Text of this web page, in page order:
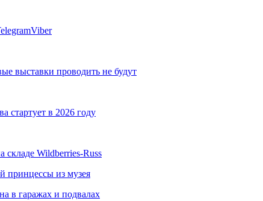
Viber
выставки проводить не будут
стартует в 2026 году
складе Wildberries-Russ
принцессы из музея
в гаражах и подвалах